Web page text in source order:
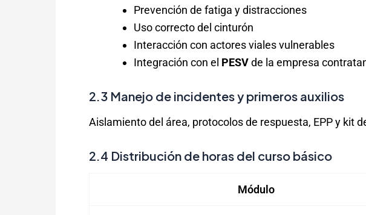
Prevención de fatiga y distracciones
Uso correcto del cinturón
Interacción con actores viales vulnerables
Integración con el PESVde la empresa
2.3 Manejo de incidentes y primeros auxilios
Aislamiento del área, protocolos de respuesta, EPP y kit
2.4 Distribución de horas del curso básico
Módulo